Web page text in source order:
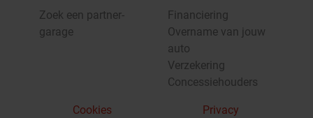
Zoek een partner-
garage
Financiering
Overname van jouw
auto
Verzekering
Concessiehouders
Cookies Privacy